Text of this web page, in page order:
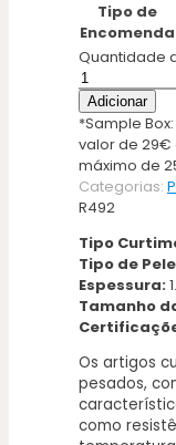
Tipo de
Encomenda
Quantidade
Adicionar
*Sample
valor de 29€
máximo de
Categorias:
R492
Tipo
Tipo de
Espessura:
Tamanho
Os artigos
pesados,
como